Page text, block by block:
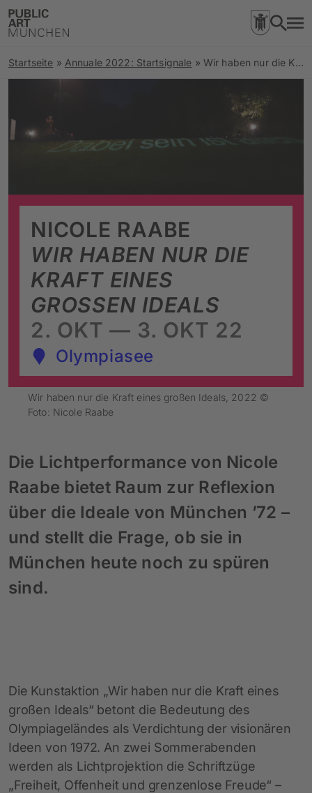
Startseite » Annuale 2022: Startsignale » Wir haben nur die Kraft eines großen Ideals
WIR HABEN NUR DIE
KRAFT EINES
GROSSEN IDEALS
NICOLE RAABE
2. OKT — 3. OKT 22
Olympiasee
Wir haben nur die Kraft eines großen Ideals, 2022 ©
Foto: Nicole Raabe
Die Lichtperformance von Nicole
Raabe bietet Raum zur Reflexion
über die Ideale von München ’72 –
und stellt die Frage, ob sie in
München heute noch zu spüren
sind.
Die Kunstaktion „Wir haben nur die Kraft eines
großen Ideals“ betont die Bedeutung des
Olympiageländes als Verdichtung der visionären
Ideen von 1972. An zwei Sommerabenden
werden als Lichtprojektion die Schriftzüge
„Freiheit, Offenheit und grenzenlose Freude“ –